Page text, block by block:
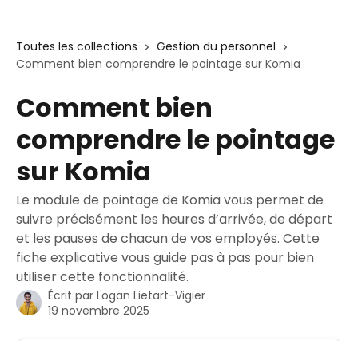
Toutes les collections
Gestion du personnel
Comment bien comprendre le pointage sur Komia
Comment bien
comprendre le pointage
sur Komia
Le module de pointage de Komia vous permet de
suivre précisément les heures d’arrivée, de départ
et les pauses de chacun de vos employés. Cette
fiche explicative vous guide pas à pas pour bien
utiliser cette fonctionnalité.
Écrit par Logan Lietart-Vigier
19 novembre 2025